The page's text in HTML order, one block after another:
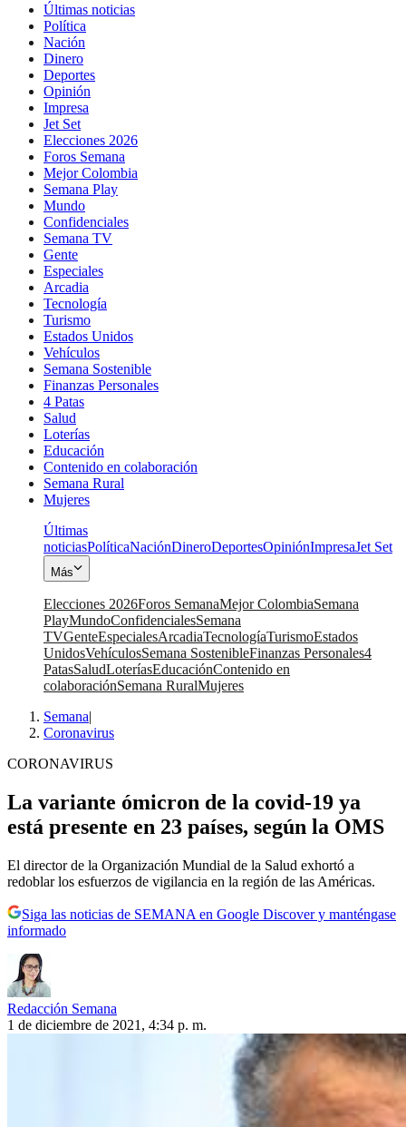
Últimas noticias
Política
Nación
Dinero
Deportes
Opinión
Impresa
Jet Set
Elecciones 2026
Foros Semana
Mejor Colombia
Semana Play
Mundo
Confidenciales
Semana TV
Gente
Especiales
Arcadia
Tecnología
Turismo
Estados Unidos
Vehículos
Semana Sostenible
Finanzas Personales
4 Patas
Salud
Loterías
Educación
Contenido en colaboración
Semana Rural
Mujeres
Últimas
noticiasPolíticaNaciónDineroDeportesOpiniónImpresaJet Set
Más
Elecciones 2026Foros SemanaMejor ColombiaSemana
PlayMundoConfidencialesSemana
TVGenteEspecialesArcadiaTecnologíaTurismoEstados
UnidosVehículosSemana SostenibleFinanzas Personales4
PatasSaludLoteríasEducaciónContenido en
colaboraciónSemana RuralMujeres
Semana|
Coronavirus
CORONAVIRUS
La variante ómicron de la covid-19 ya
está presente en 23 países, según la OMS
El director de la Organización Mundial de la Salud exhortó a
redoblar los esfuerzos de vigilancia en la región de las Américas.
Siga las noticias de SEMANA en Google Discover y manténgase
informado
Redacción Semana
1 de diciembre de 2021, 4:34 p. m.